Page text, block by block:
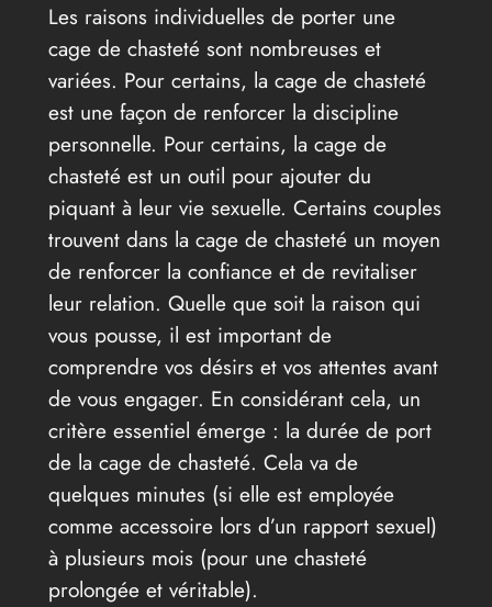
Les raisons individuelles de porter une
cage de chasteté sont nombreuses et
variées. Pour certains, la cage de chasteté
est une façon de renforcer la discipline
personnelle. Pour certains, la cage de
chasteté est un outil pour ajouter du
piquant à leur vie sexuelle. Certains couples
trouvent dans la cage de chasteté un moyen
de renforcer la confiance et de revitaliser
leur relation. Quelle que soit la raison qui
vous pousse, il est important de
comprendre vos désirs et vos attentes avant
de vous engager. En considérant cela, un
critère essentiel émerge : la durée de port
de la cage de chasteté. Cela va de
quelques minutes (si elle est employée
comme accessoire lors d’un rapport sexuel)
à plusieurs mois (pour une chasteté
prolongée et véritable).